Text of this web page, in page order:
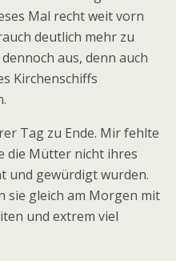
Mal recht weit vorn
deutlich mehr zu
aus, denn auch
Kirchenschiffs
Tag zu Ende. Mir fehlte
die Mütter nicht ihres
und gewürdigt wurden.
sie gleich am Morgen mit
und extrem viel